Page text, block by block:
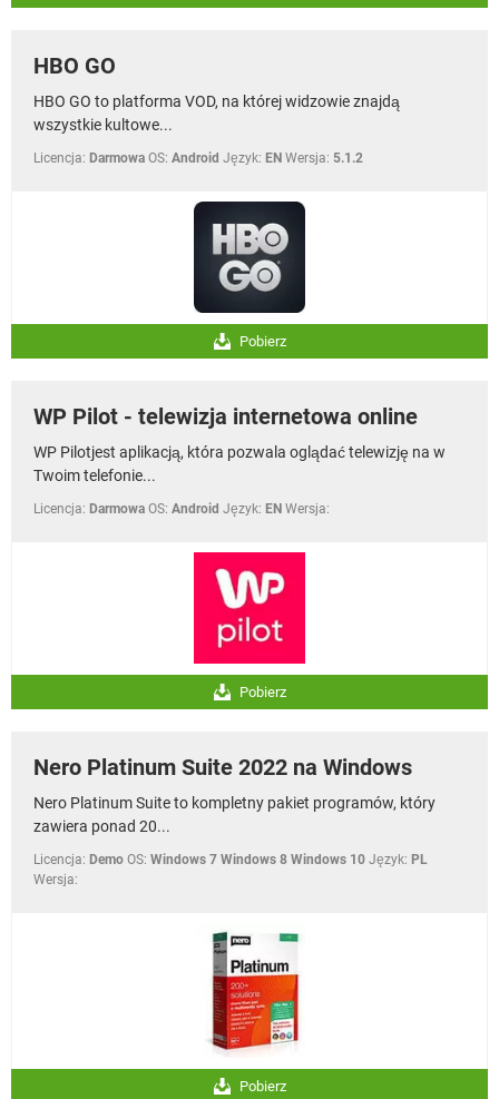
HBO GO
HBO GO to platforma VOD, na której widzowie znajdą
wszystkie kultowe...
Licencja: Darmowa OS: Android Język: EN Wersja: 5.1.2
Pobierz
WP Pilot - telewizja internetowa online
WP Pilotjest aplikacją, która pozwala oglądać telewizję na w
Twoim telefonie...
Licencja: Darmowa OS: Android Język: EN Wersja:
Pobierz
Nero Platinum Suite 2022 na Windows
Nero Platinum Suite to kompletny pakiet programów, który
zawiera ponad 20...
Licencja: Demo OS: Windows 7 Windows 8 Windows 10 Język: PL
Wersja:
Pobierz